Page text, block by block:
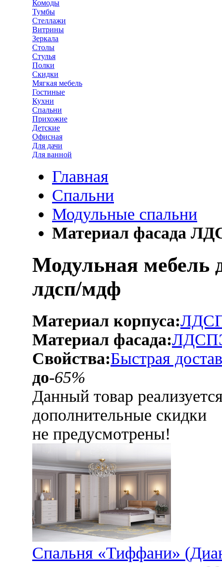
Комоды
Тумбы
Стеллажи
Витрины
Зеркала
Столы
Стулья
Полки
Скидки
Мягкая мебель
Гостиные
Кухни
Спальни
Прихожие
Детские
Офисная
Для дачи
Для ванной
Главная
Спальни
Модульные спальни
Материал фасада
Модульная мебель
лдсп/мдф
Материал корпуса:
Материал фасада:ЛДСП
Свойства:Быстрая
до-65%
Данный товар
дополнительные скидки
не предусмотрены!
Спальня «Тиффани»